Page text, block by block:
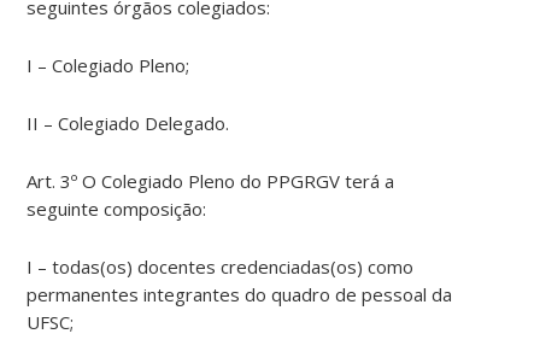
seguintes órgãos colegiados:
I – Colegiado Pleno;
II – Colegiado Delegado.
Art. 3º O Colegiado Pleno do PPGRGV terá a
seguinte composição:
I – todas(os) docentes credenciadas(os) como
permanentes integrantes do quadro de pessoal da
UFSC;